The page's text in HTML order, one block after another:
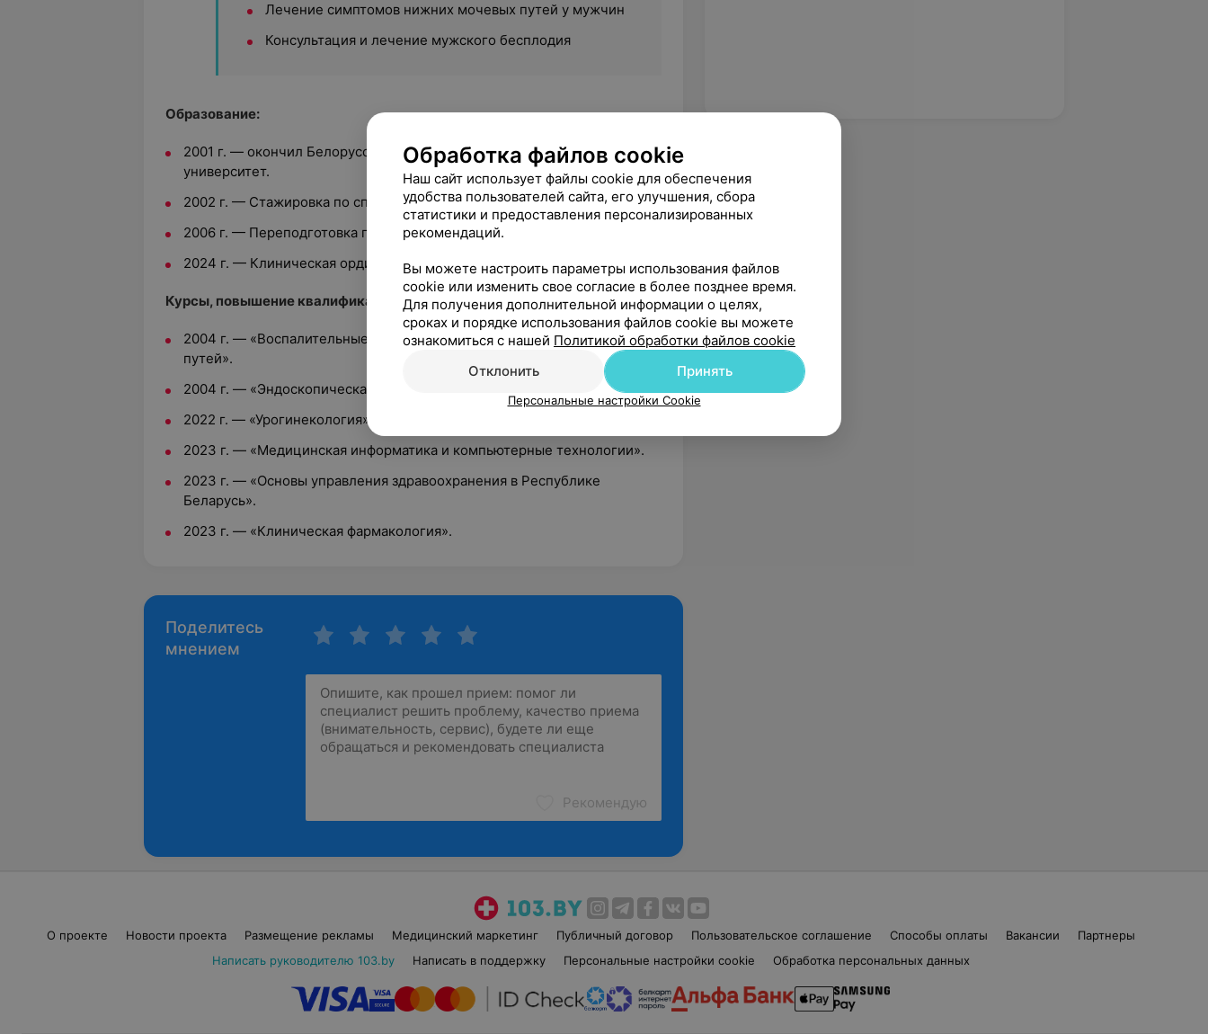
Лечение симптомов нижних мочевых путей у мужчин
Консультация и лечение мужского бесплодия
Образование:
2001 г. — окончил Белорусский государственный медицинский
университет.
2002 г. — Стажировка по специальности «врач-уронефролог».
2006 г. — Переподготовка по специальности «Урология».
2024 г. — Клиническая ординатура по специальности «Урология».
Курсы, повышение квалификации:
2004 г. — «Воспалительные заболевания почек и верхних мочевых
путей».
2004 г. — «Эндоскопическая урология».
2022 г. — «Урогинекология».
2023 г. — «Медицинская информатика и компьютерные технологии».
2023 г. — «Основы управления здравоохранения в Республике
Беларусь».
2023 г. — «Клиническая фармакология».
Поделитесь
мнением
Рекомендую
О проекте Новости проекта Размещение рекламы Медицинский маркетинг Публичный договор Пользовательское соглашение Способы оплаты Вакансии
Партнеры
Написать руководителю 103.by
Написать в поддержку Персональные настройки cookie Обработка персональных данных
Обработка файлов cookie
Наш сайт использует файлы cookie для обеспечения
удобства пользователей сайта, его улучшения, сбора
статистики и предоставления персонализированных
рекомендаций.
Вы можете настроить параметры использования файлов
cookie или изменить свое согласие в более позднее время.
Для получения дополнительной информации о целях,
сроках и порядке использования файлов cookie вы можете
ознакомиться с нашей Политикой обработки файлов cookie
Отклонить
Принять
Персональные настройки Cookie